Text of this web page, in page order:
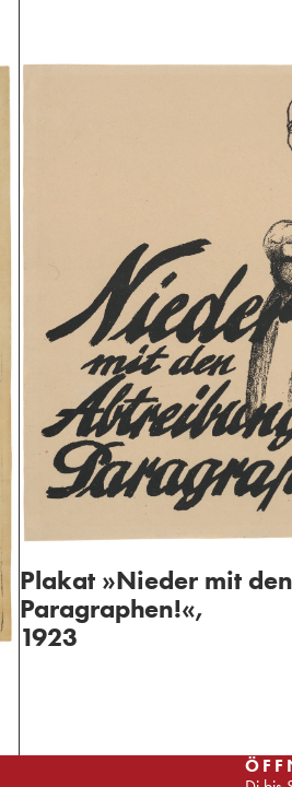
Plakat »Nieder mit
Paragraphen!«,
1923